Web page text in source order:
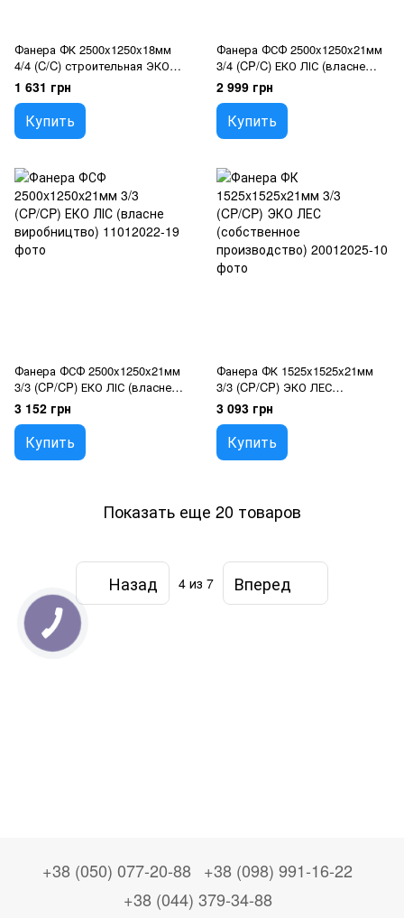
Фанера ФК 2500x1250x18мм
4/4 (C/C) строительная ЭКО
ЛЕС (собственное
производство)
1 631 грн
Купить
Фанера ФСФ 2500x1250x21мм
3/4 (CP/C) ЕКО ЛІС (власне
виробництво)
2 999 грн
Купить
Фанера ФСФ 2500x1250x21мм
3/3 (CP/CP) ЕКО ЛІС (власне
виробництво)
3 152 грн
Купить
Фанера ФК 1525x1525x21мм
3/3 (CP/CP) ЭКО ЛЕС
(собственное производство)
3 093 грн
Купить
Показать еще 20 товаров
Назад 4 из 7 Вперед
+38 (050) 077-20-88 +38 (098) 991-16-22
+38 (044) 379-34-88